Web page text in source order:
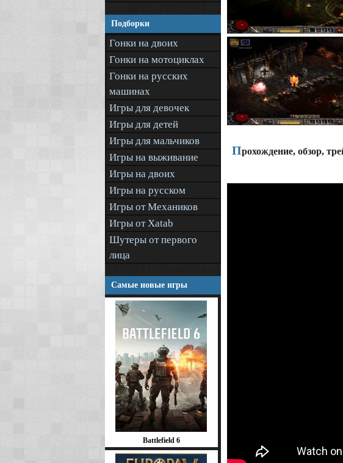
Подборки
Гонки на двоих
Гонки на мотоциклах
Гонки на русских
машинах
Игры для девочек
Игры для детей
Игры для мальчиков
Игры на выживание
Игры на двоих
Игры на русском
Игры от Механиков
Игры от Xatab
Шутеры от первого
лица
Самые новые игры
Battlefield 6
Прохождение, обзор,